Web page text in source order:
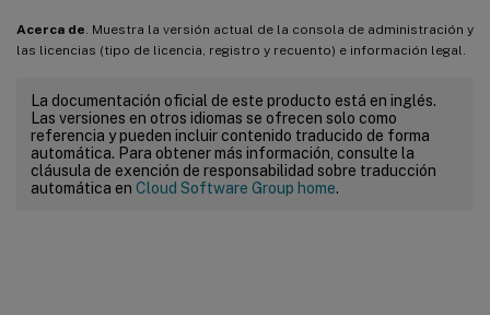
Acerca de . Muestra la versión actual de la consola de administración y
las licencias (tipo de licencia, registro y recuento) e información legal.
La documentación oficial de este producto está en inglés.
Las versiones en otros idiomas se ofrecen solo como
referencia y pueden incluir contenido traducido de forma
automática. Para obtener más información, consulte la
cláusula de exención de responsabilidad sobre traducción
automática en Cloud Software Group home.